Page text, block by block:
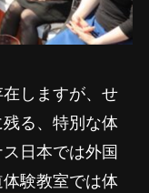
しますが、せ
る、特別な体
日本では外国
験教室では体